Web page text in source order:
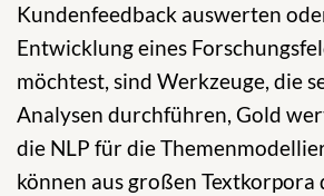
Kundenfeedback auswerten
Entwicklung eines
möchtest, sind Werkzeuge, die
Analysen durchführen, Gold
die NLP für die
können aus großen